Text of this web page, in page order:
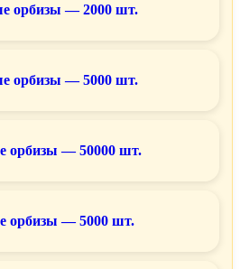
орбизы — 2000 шт.
орбизы — 5000 шт.
орбизы — 50000 шт.
орбизы — 5000 шт.